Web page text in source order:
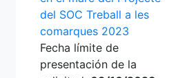
del SOC Treball a les
comarques 2023
Fecha límite de
presentación de la